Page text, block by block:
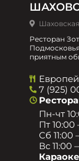
Ресторан
приятным
7 (925)
Пн-чт
Пт
Сб
Вс 11:00